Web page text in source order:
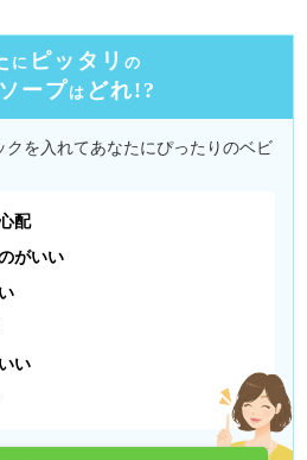
に ピッタリ の
ープは どれ!?
を入れてあなたにぴったりのベビ
配
がいい
い